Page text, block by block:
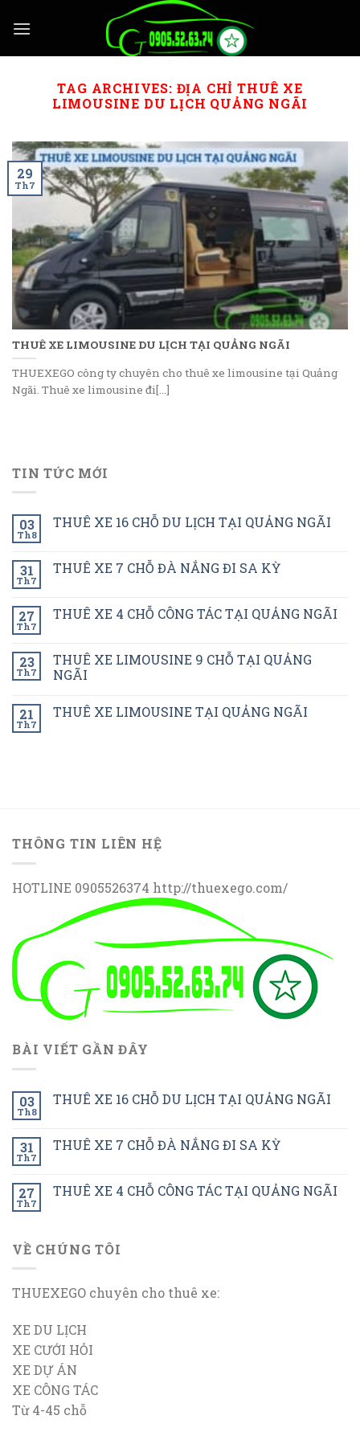
TAG ARCHIVES: ĐỊA CHỈ THUÊ XE
LIMOUSINE DU LỊCH QUẢNG NGÃI
THUÊ XE LIMOUSINE DU LỊCH TẠI QUẢNG NGÃI
THUEXEGO công ty chuyên cho thuê xe limousine tại Quảng
Ngãi. Thuê xe limousine đi[...]
29
Th7
TIN TỨC MỚI
03
Th8
THUÊ XE 16 CHỖ DU LỊCH TẠI QUẢNG NGÃI
31
Th7
THUÊ XE 7 CHỖ ĐÀ NẮNG ĐI SA KỲ
27
Th7
THUÊ XE 4 CHỖ CÔNG TÁC TẠI QUẢNG NGÃI
23
Th7
THUÊ XE LIMOUSINE 9 CHỖ TẠI QUẢNG
NGÃI
21
Th7
THUÊ XE LIMOUSINE TẠI QUẢNG NGÃI
THÔNG TIN LIÊN HỆ
HOTLINE 0905526374 http://thuexego.com/
BÀI VIẾT GẦN ĐÂY
03
Th8
THUÊ XE 16 CHỖ DU LỊCH TẠI QUẢNG NGÃI
31
Th7
THUÊ XE 7 CHỖ ĐÀ NẮNG ĐI SA KỲ
27
Th7
THUÊ XE 4 CHỖ CÔNG TÁC TẠI QUẢNG NGÃI
VỀ CHÚNG TÔI
THUEXEGO chuyên cho thuê xe:
XE DU LỊCH
XE CƯỚI HỎI
XE DỰ ÁN
XE CÔNG TÁC
Từ 4-45 chỗ